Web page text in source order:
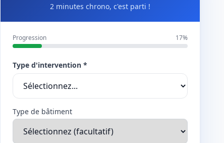
2 minutes chrono, c'est parti !
Progression 17%
Type d'intervention *
Type de bâtiment